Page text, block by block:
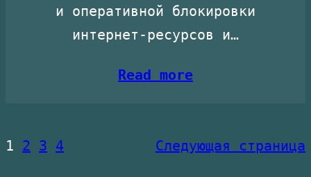
и оперативной блокировки
интернет-ресурсов и…
Read more
1 2 3 4 Следующая страница